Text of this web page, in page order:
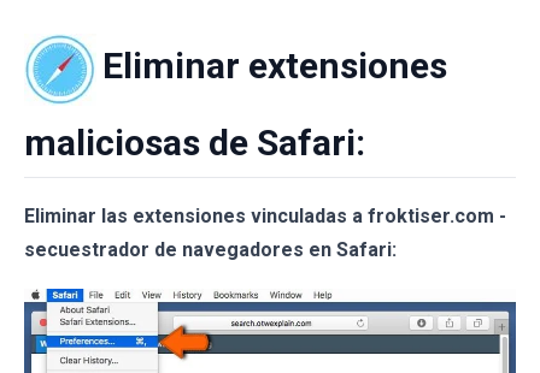
Eliminar extensiones
maliciosas de Safari:
Eliminar las extensiones vinculadas a froktiser.com -
secuestrador de navegadores en Safari: